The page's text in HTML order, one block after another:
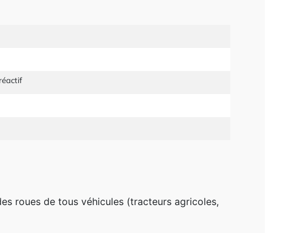
roues de tous véhicules (tracteurs agricoles,